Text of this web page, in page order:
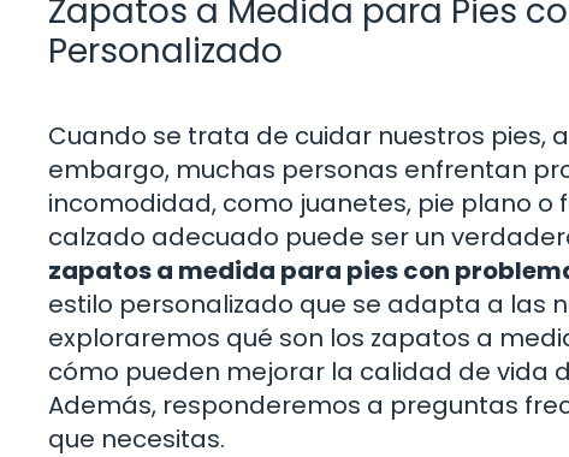
Zapatos a Medida para Pies
Personalizado
Cuando se trata de cuidar nuestros pies,
embargo, muchas personas enfrentan
incomodidad, como juanetes, pie plano
calzado adecuado puede ser un
zapatos a medida para pies con
estilo personalizado que se adapta a las
exploraremos qué son los zapatos a
cómo pueden mejorar la calidad de vida
Además, responderemos a preguntas
que necesitas.